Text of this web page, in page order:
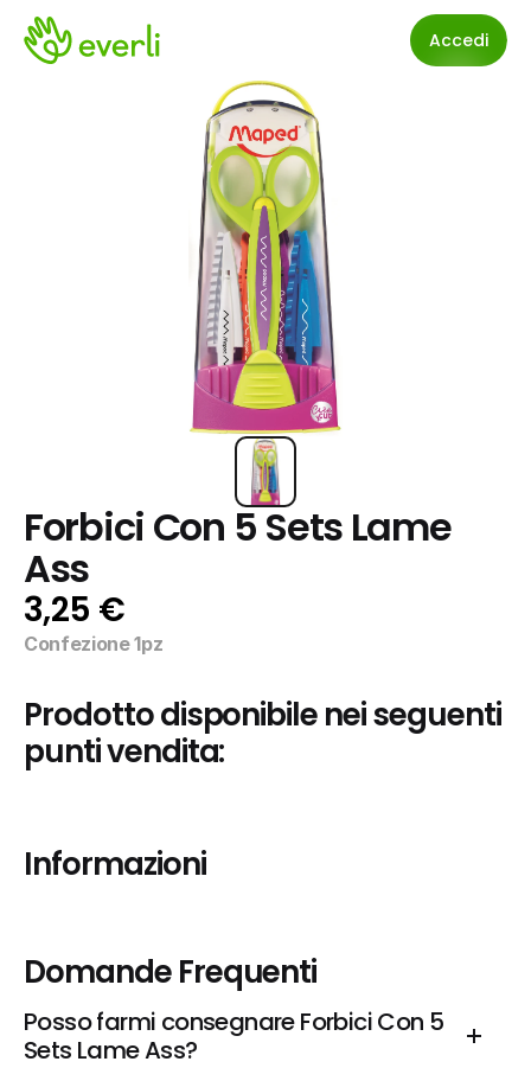
Accedi
Forbici Con 5 Sets Lame
Ass
3,25 €
Confezione 1pz
Prodotto disponibile nei seguenti
punti vendita:
Informazioni
Domande Frequenti
Posso farmi consegnare Forbici Con 5
Sets Lame Ass?